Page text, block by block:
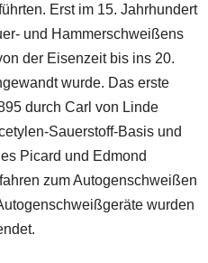
Erst im 15. Jahrhundert
und Hammerschweißens
der Eisenzeit bis ins 20.
wurde. Das erste
durch Carl von Linde
Sauerstoff-Basis und
Picard und Edmond
zum Autogenschweißen
wurden